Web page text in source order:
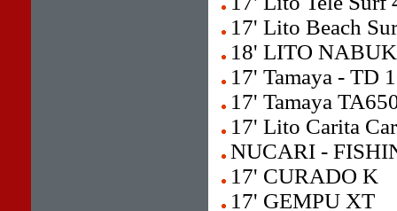
17' Lito Beach
18' LITO
17' Tamaya - TD
17' Tamaya
17' Lito Carita
NUCARI -
17' CURADO K
17' GEMPU XT